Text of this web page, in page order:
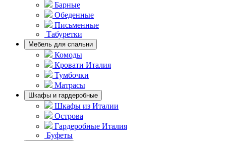
Барные
Обеденные
Письменные
Табуретки
Мебель для спальни
Комоды
Кровати Италия
Тумбочки
Матрасы
Шкафы и гардеробные
Шкафы из Италии
Острова
Гардеробные Италия
Буфеты